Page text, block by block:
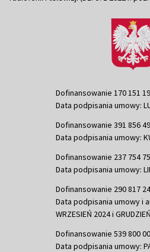
Dofinansowanie 170 151
Data podpisania umowy:
Dofinansowanie 391 856
Data podpisania umowy:
Dofinansowanie 237 754
Data podpisania umowy:
Dofinansowanie 290 817
Data podpisania umowy i
WRZESIEŃ 2024 i
Dofinansowanie 539 800
Data podpisania umowy: